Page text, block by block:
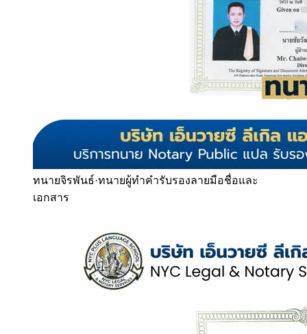
ทนายจิรพันธ์·ทนายผู้ทำคำรับรองลายมือชื่อและ
เอกสาร